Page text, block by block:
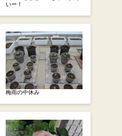
いー！
梅雨の中休み